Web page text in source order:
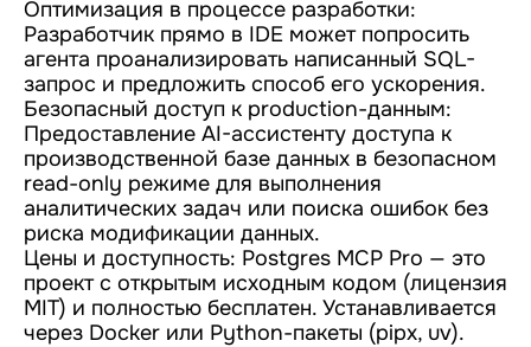
Оптимизация в процессе разработки:
Разработчик прямо в IDE может попросить
агента проанализировать написанный SQL-
запрос и предложить способ его ускорения.
Безопасный доступ к production-данным:
Предоставление AI-ассистенту доступа к
производственной базе данных в безопасном
read-only режиме для выполнения
аналитических задач или поиска ошибок без
риска модификации данных.
Цены и доступность: Postgres MCP Pro — это
проект с открытым исходным кодом (лицензия
MIT) и полностью бесплатен. Устанавливается
через Docker или Python-пакеты (pipx, uv).